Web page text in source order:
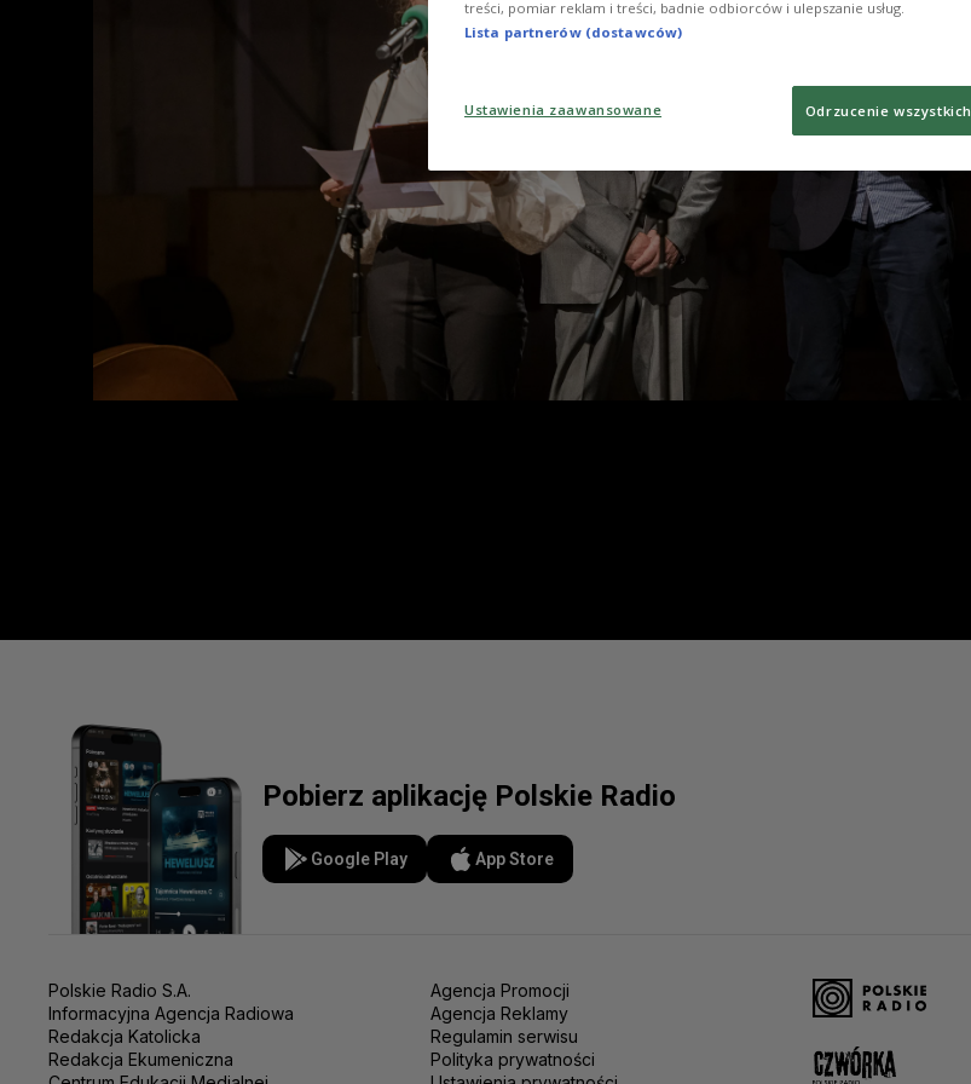
Pobierz aplikację Polskie Radio
Google Play App Store
Polskie Radio S.A.
Informacyjna Agencja Radiowa
Redakcja Katolicka
Redakcja Ekumeniczna
Agencja Promocji
Agencja Reklamy
Regulamin serwisu
Polityka prywatności
treści, pomiar reklam i treści, badnie odbiorców i ulepszanie usług.
Lista partnerów (dostawców)
Ustawienia zaawansowane Odrzucenie wszystkich